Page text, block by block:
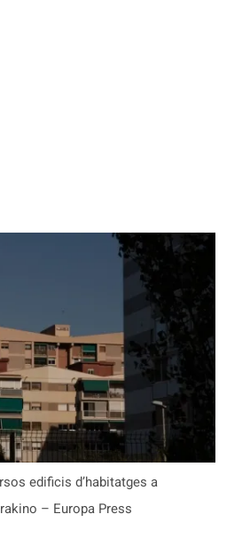
edificis d’habitatges a
– Europa Press